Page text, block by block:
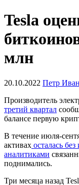
Tesla
млн
20.10.2022 Петр
Производитель
третий квартал
балансе первую
В течение июля-
активах осталась
аналитиками
поднимались.
Три месяца назад